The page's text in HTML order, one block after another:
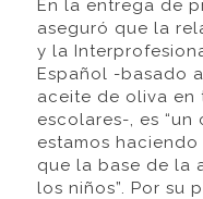
En la entrega de
aseguró que la
y la
Español -basado
aceite de oliva en
escolares-, es
estamos
que la base de la
los niños”. Por su